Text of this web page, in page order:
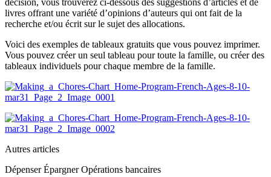
décision, vous trouverez ci-dessous des suggestions d’articles et de
livres offrant une variété d’opinions d’auteurs qui ont fait de la
recherche et/ou écrit sur le sujet des allocations.
Voici des exemples de tableaux gratuits que vous pouvez imprimer.
Vous pouvez créer un seul tableau pour toute la famille, ou créer des
tableaux individuels pour chaque membre de la famille.
Autres articles
Dépenser Épargner Opérations bancaires